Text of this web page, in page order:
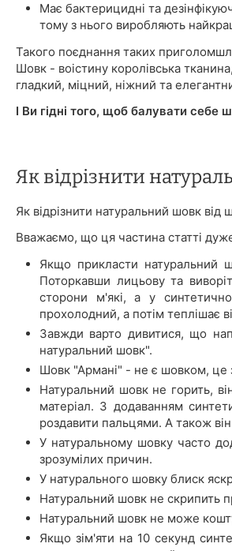
Має бактерицидні та
тому з нього виробляють
Такого поєднання таких
Шовк - воістину королівська
гладкий, міцний, ніжний та
І Ви гідні того, щоб балувати
Як відрізнити
Як відрізнити натуральний шовк від
Вважаємо, що ця частина статті
Якщо прикласти натуральний
Поторкавши лицьову та
сторони м'які, а у
прохолодний, а потім теплішає
Завжди варто дивитися, що
натуральний шовк".
Шовк "Армані" - не є шовком, це
Натуральний шовк не горить,
матеріал. З додаванням
роздавити пальцями. А також
У натуральному шовку часто
зрозумілих причин.
У натурального шовку блиск
Натуральний шовк не скрипить
Натуральний шовк не може
Якщо зім'яти на 10 секунд